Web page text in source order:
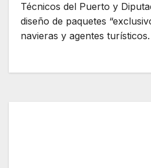
Técnicos del Puerto y
diseño de paquetes
navieras y agentes